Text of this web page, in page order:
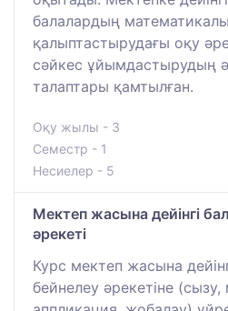
балалардың
қалыптастырудағы оқу
сәйкес ұйымдастырудың
талаптары қамтылған.
Оқу жылы - 3
Семестр - 1
Несиелер - 5
Мектеп жасына дейінгі
әрекеті
Курс мектеп жасына
бейнелеу әрекетіне